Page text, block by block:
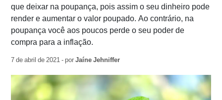
que deixar na poupança, pois assim o seu dinheiro pode
render e aumentar o valor poupado. Ao contrário, na
poupança você aos poucos perde o seu poder de
compra para a inflação.
7 de abril de 2021 - porJaíne Jehniffer